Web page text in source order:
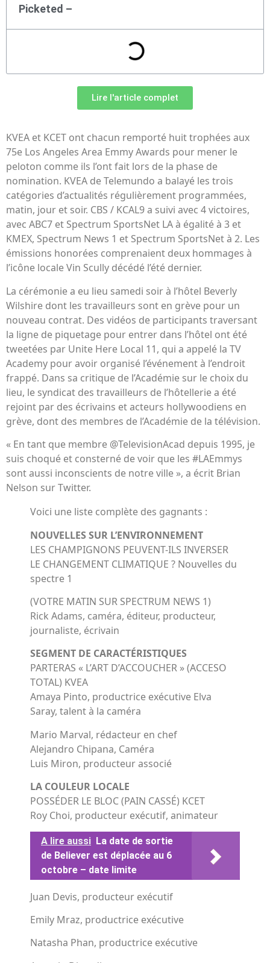
Picketed –
Lire l'article complet
KVEA et KCET ont chacun remporté huit trophées aux
75e Los Angeles Area Emmy Awards pour mener le
peloton comme ils l’ont fait lors de la phase de
nomination. KVEA de Telemundo a balayé les trois
catégories d’actualités régulièrement programmées,
matin, jour et soir. CBS / KCAL9 a suivi avec 4 victoires,
avec ABC7 et Spectrum SportsNet LA à égalité à 3 et
KMEX, Spectrum News 1 et Spectrum SportsNet à 2. Les
émissions honorées comprenaient deux hommages à
l’icône locale Vin Scully décédé l’été dernier.
La cérémonie a eu lieu samedi soir à l’hôtel Beverly
Wilshire dont les travailleurs sont en grève pour un
nouveau contrat. Des vidéos de participants traversant
la ligne de piquetage pour entrer dans l’hôtel ont été
tweetées par Unite Here Local 11, qui a appelé la TV
Academy pour avoir organisé l’événement à l’endroit
frappé. Dans sa critique de l’Académie sur le choix du
lieu, le syndicat des travailleurs de l’hôtellerie a été
rejoint par des écrivains et acteurs hollywoodiens en
grève, dont des membres de l’Académie de la télévision.
« En tant que membre @TelevisionAcad depuis 1995, je
suis choqué et consterné de voir que les #LAEmmys
sont aussi inconscients de notre ville », a écrit Brian
Nelson sur Twitter.
Voici une liste complète des gagnants :
NOUVELLES SUR L’ENVIRONNEMENT
LES CHAMPIGNONS PEUVENT-ILS INVERSER
LE CHANGEMENT CLIMATIQUE ? Nouvelles du
spectre 1
(VOTRE MATIN SUR SPECTRUM NEWS 1)
Rick Adams, caméra, éditeur, producteur,
journaliste, écrivain
SEGMENT DE CARACTÉRISTIQUES
PARTERAS « L’ART D’ACCOUCHER » (ACCESO
TOTAL) KVEA
Amaya Pinto, productrice exécutive Elva
Saray, talent à la caméra
Mario Marval, rédacteur en chef
Alejandro Chipana, Caméra
Luis Miron, producteur associé
LA COULEUR LOCALE
POSSÉDER LE BLOC (PAIN CASSÉ) KCET
Roy Choi, producteur exécutif, animateur
A lire aussi La date de sortie
de Believer est déplacée au 6
octobre – date limite
Juan Devis, producteur exécutif
Emily Mraz, productrice exécutive
Natasha Phan, productrice exécutive